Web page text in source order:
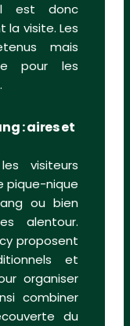
est donc
la visite. Les
mais
pour les
: aires et
visiteurs
pique-nique
ou bien
alentour.
proposent
et
organiser
combiner
du